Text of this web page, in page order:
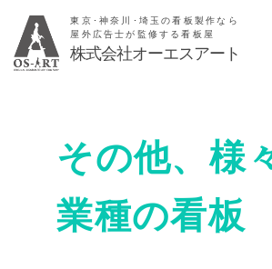
東京･神奈川･埼玉の看板製作なら
屋外広告士が監修する看板屋
株式会社オーエスアート
その他、様
業種の看板